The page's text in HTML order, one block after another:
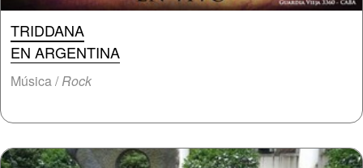
TRIDDANA
EN ARGENTINA
Música /Rock